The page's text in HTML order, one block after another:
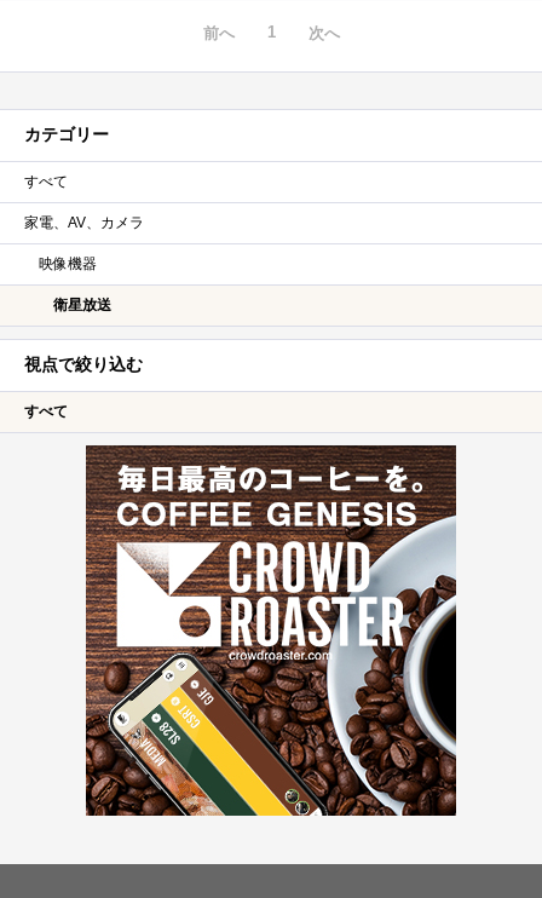
前へ 1 次へ
カテゴリー
すべて
家電、AV、カメラ
映像機器
衛星放送
視点で絞り込む
すべて